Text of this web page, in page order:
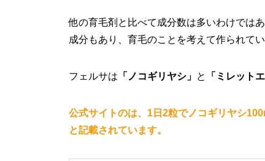
他の育毛剤と比べて成分数は多いわけでは
成分もあり、育毛のことを考えて作られてい
フェルサは 「ノコギリヤシ」 と 「ミレット
公式サイトのは、1日2粒でノコギリヤシ
と記載されています。